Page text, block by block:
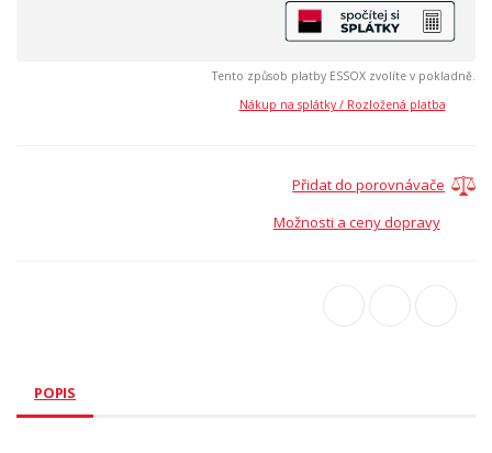
Tento způsob platby ESSOX zvolíte v pokladně.
Nákup na splátky / Rozložená platba
Přidat do porovnávače
Možnosti a ceny dopravy
POPIS